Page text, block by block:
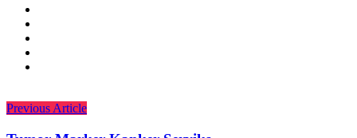
Previous Article